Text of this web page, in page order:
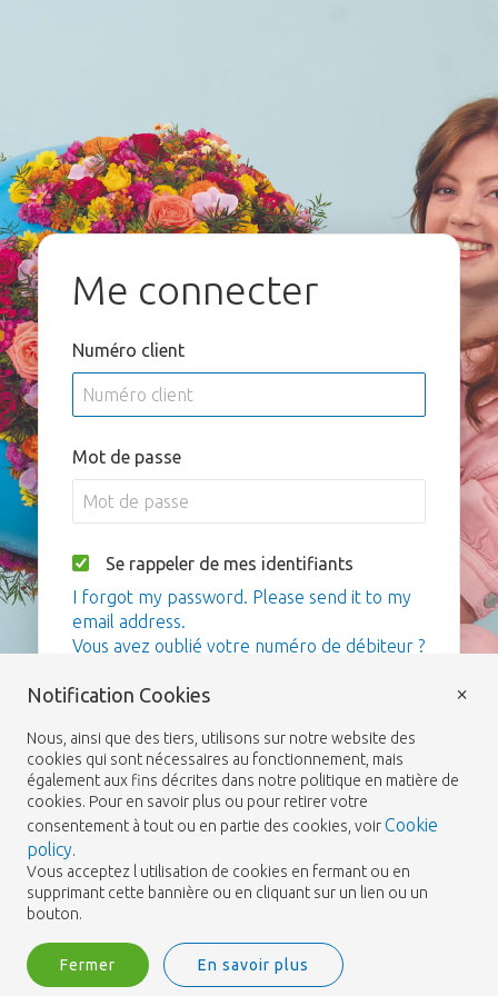
Me connecter
Numéro client
Mot de passe
Se rappeler de mes identifiants
I forgot my password. Please send it to my
email address.
Vous avez oublié votre numéro de débiteur ?
Notification Cookies
Nous, ainsi que des tiers, utilisons sur notre website des
cookies qui sont nécessaires au fonctionnement, mais
également aux fins décrites dans notre politique en matière de
cookies. Pour en savoir plus ou pour retirer votre
consentement à tout ou en partie des cookies, voirCookie
policy.
Vous acceptez l utilisation de cookies en fermant ou en
supprimant cette bannière ou en cliquant sur un lien ou un
bouton.
Fermer En savoir plus
×